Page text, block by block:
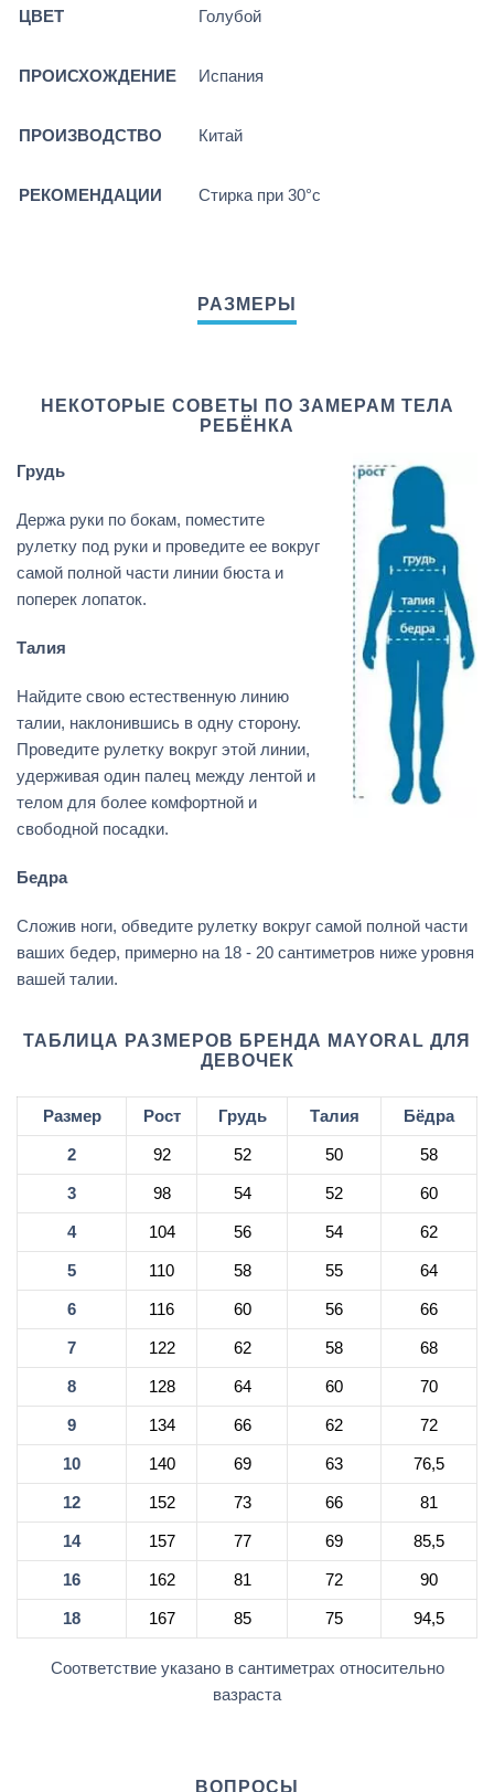
ЦВЕТ Голубой
ПРОИСХОЖДЕНИЕ Испания
ПРОИЗВОДСТВО Китай
РЕКОМЕНДАЦИИ Стирка при 30°c
НЕКОТОРЫЕ СОВЕТЫ ПО ЗАМЕРАМ ТЕЛА
РЕБЁНКА
Грудь
Держа руки по бокам, поместите
рулетку под руки и проведите ее вокруг
самой полной части линии бюста и
поперек лопаток.
Талия
Найдите свою естественную линию
талии, наклонившись в одну сторону.
Проведите рулетку вокруг этой линии,
удерживая один палец между лентой и
телом для более комфортной и
свободной посадки.
Бедра
Сложив ноги, обведите рулетку вокруг самой полной части
ваших бедер, примерно на 18 - 20 сантиметров ниже уровня
вашей талии.
ТАБЛИЦА РАЗМЕРОВ БРЕНДА MAYORAL ДЛЯ
ДЕВОЧЕК
Размер Рост Грудь Талия Бёдра
2 92 52 50 58
3 98 54 52 60
4 104 56 54 62
5 110 58 55 64
6 116 60 56 66
7 122 62 58 68
8 128 64 60 70
9 134 66 62 72
10 140 69 63 76,5
12 152 73 66 81
14 157 77 69 85,5
16 162 81 72 90
18 167 85 75 94,5
Соответствие указано в сантиметрах относительно
вазраста